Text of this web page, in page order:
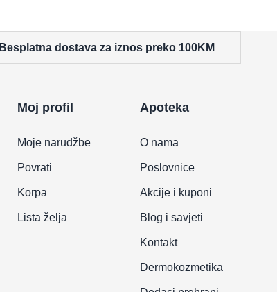
Besplatna dostava za iznos preko 100KM
Moj profil
Moje narudžbe
Povrati
Korpa
Lista želja
Apoteka
O nama
Poslovnice
Akcije i kuponi
Blog i savjeti
Kontakt
Dermokozmetika